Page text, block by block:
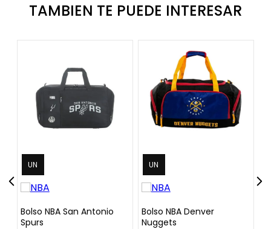
TAMBIEN TE PUEDE INTERESAR
UN
Bolso NBA San Antonio
Spurs
UN
Bolso NBA Denver
Nuggets